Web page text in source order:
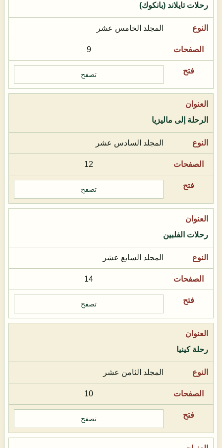
رحلات تايلاند (بانكوك)
المجلد الخامس عشر
9
تصفح
الرحلة إلى ماليزيا
المجلد السادس عشر
12
تصفح
رحلات الفلبين
المجلد السابع عشر
14
تصفح
رحلة كينيا
المجلد الثامن عشر
10
تصفح